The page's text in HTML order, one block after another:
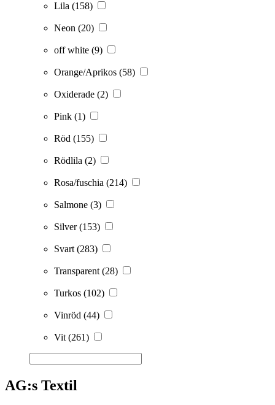
Lila (158)
Neon (20)
off white (9)
Orange/Aprikos (58)
Oxiderade (2)
Pink (1)
Röd (155)
Rödlila (2)
Rosa/fuschia (214)
Salmone (3)
Silver(153)
Svart (283)
Transparent (28)
Turkos (102)
Vinröd (44)
Vit (261)
AG:s Textil